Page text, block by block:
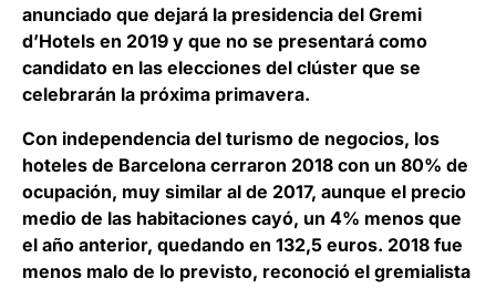
anunciado que dejará la presidencia del Gremi
d’Hotels en 2019 y que no se presentará como
candidato en las elecciones del clúster que se
celebrarán la próxima primavera.
Con independencia del turismo de negocios, los
hoteles de Barcelona cerraron 2018 con un 80% de
ocupación, muy similar al de 2017, aunque el precio
medio de las habitaciones cayó, un 4% menos que
el año anterior, quedando en 132,5 euros. 2018 fue
menos malo de lo previsto, reconoció el gremialista